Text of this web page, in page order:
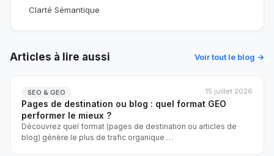
Clarté Sémantique
Articles à lire aussi Voir tout le blog →
SEO & GEO 15 juillet 2026
Pages de destination ou blog : quel format GEO
performer le mieux ?
Découvrez quel format (pages de destination ou articles de
blog) génère le plus de trafic organique …